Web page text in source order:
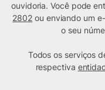
ouvidoria. Você pode
2802 ou enviando um
o seu
Todos os serviços
respectiva